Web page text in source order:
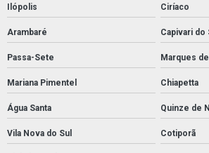
Ilópolis Ciríaco
Arambaré Capivari do
Passa-Sete Marques
Mariana Pimentel Chiapetta
Água Santa Quinze de
Vila Nova do Sul Cotiporã